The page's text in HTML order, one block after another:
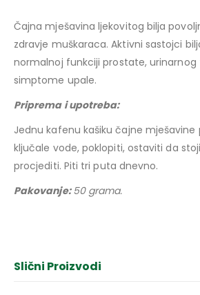
Čajna mješavina ljekovitog bilja
zdravje muškaraca. Aktivni sastojci
normalnoj funkciji prostate,
simptome upale.
Priprema i upotreba:
Jednu kafenu kašiku čajne mješavine
ključale vode, poklopiti, ostaviti da
procjediti. Piti tri puta dnevno.
Pakovanje:50 grama.
Slični Proizvodi